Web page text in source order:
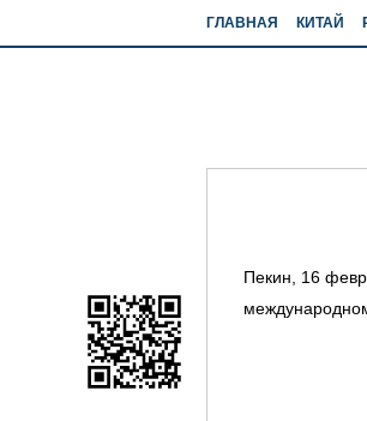
ГЛАВНАЯ КИТАЙ
Пекин, 16